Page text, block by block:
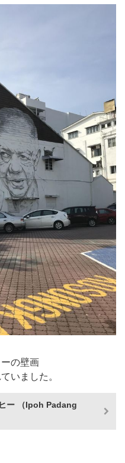
の壁画
いました。
ー （Ipoh Padang